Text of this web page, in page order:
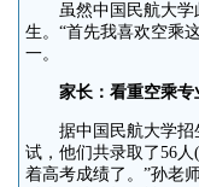
虽然中国民航大学此
生。“首先我喜欢空乘
一。
家长：看重空乘
据中国民航大学招生
试，他们共录取了56
着高考成绩了。”孙老